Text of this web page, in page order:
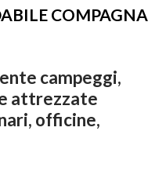
COMPAGNA
campeggi,
attrezzate
officine,